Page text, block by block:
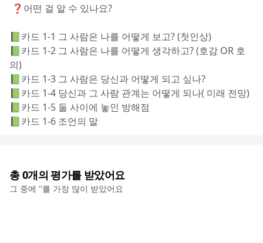
❓어떤 걸 알 수 있나요?
📗카드 1-1 그 사람은 나를 어떻게 보고? (첫인상)
📗카드 1-2 그 사람은 나를 어떻게 생각하고? (호감 OR 호
의)
📗카드 1-3 그 사람은 당신과 어떻게 되고 싶나?
📗카드 1-4 당신과 그 사람 관계는 어떻게 되나( 미래 전망)
📗카드 1-5 둘 사이에 놓인 방해점
📗카드 1-6 조언의 말
총0개의 평가를 받았어요
그 중에 ''를 가장 많이 받았어요